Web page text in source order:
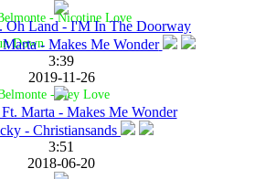
- Nicotine Love
Down
- Hey Love
Oh Land - I'M In The Doorway
3:39
2019-11-26
Marta - Makes Me Wonder
3:51
2018-06-20